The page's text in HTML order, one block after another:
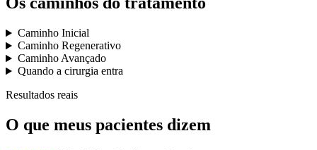
Caminho Inicial
Caminho Regenerativo
Caminho Avançado
Quando a cirurgia entra
Resultados reais
O que meus pacientes dizem